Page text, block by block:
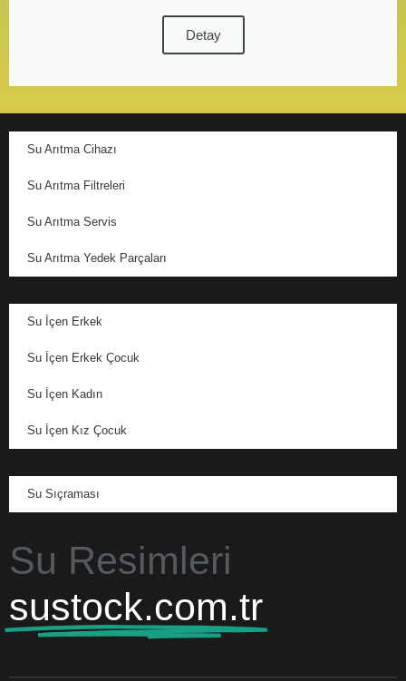
Detay
Su Arıtma Cihazı
Su Arıtma Filtreleri
Su Arıtma Servis
Su Arıtma Yedek Parçaları
Su İçen Erkek
Su İçen Erkek Çocuk
Su İçen Kadın
Su İçen Kız Çocuk
Su Sıçraması
Su Resimleri
sustock.com.tr